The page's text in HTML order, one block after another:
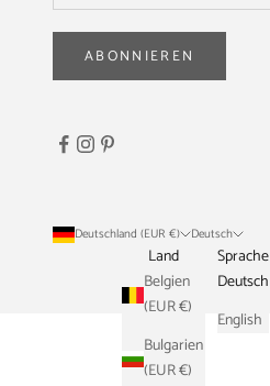
ABONNIEREN
Deutschland (EUR €)
Land
Belgien
(EUR €)
Bulgarien
(EUR €)
Deutsch
Sprache
Deutsch
English